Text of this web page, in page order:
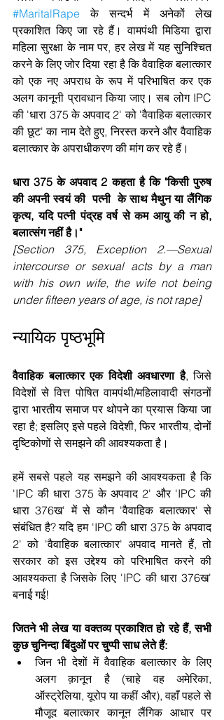
#MaritalRape के सन्दर्भ में अनेकों लेख
प्रकाशित किए जा रहे हैं। वामपंथी मिडिया द्वारा
महिला सुरक्षा के नाम पर, हर लेख में यह सुनिश्चित
करने के लिए जोर दिया रहा है कि वैवाहिक बलात्कार
को एक नए अपराध के रूप में परिभाषित कर एक
अलग कानूनी प्रावधान किया जाए। सब लोग IPC
की 'धारा 375 के अपवाद 2' को 'वैवाहिक बलात्कार
की छूट' का नाम देते हुए, निरस्त करने और वैवाहिक
बलात्कार के अपराधीकरण की मांग कर रहे हैं।
धारा 375 के अपवाद 2 कहता है कि "किसी पुरुष
की अपनी स्वयं की  पत्नी  के साथ मैथुन या लैंगिक
कृत्य, यदि पत्नी पंद्रह वर्ष से कम आयु की न हो,
बलात्संग नहीं है।"
[Section 375, Exception 2.—Sexual
intercourse or sexual acts by a man
with his own wife, the wife not being
under fifteen years of age, is not rape]
न्यायिक पृष्ठभूमि
वैवाहिक बलात्कार एक विदेशी अवधारणा है, जिसे
विदेशों से वित्त पोषित वामपंथी/महिलावादी संगठनों
द्वारा भारतीय समाज पर थोपने का प्रयास किया जा
रहा है; इसलिए इसे पहले विदेशी, फिर भारतीय, दोनों
दृष्टिकोणों से समझने की आवश्यकता है।
हमें सबसे पहले यह समझने की आवश्यकता है कि
'IPC की धारा 375 के अपवाद 2' और 'IPC की
धारा 376ख' में से कौन 'वैवाहिक बलात्कार' से
संबंधित है? यदि हम 'IPC की धारा 375 के अपवाद
2' को 'वैवाहिक बलात्कार' अपवाद मानते हैं, तो
सरकार को इस उद्देश्य को परिभाषित करने की
आवश्यकता है जिसके लिए 'IPC की धारा 376ख'
बनाई गई!
जितने भी लेख या वक्तव्य प्रकाशित हो रहे हैं, सभी
कुछ चुनिन्दा बिंदुओं पर चुप्पी साध लेते हैं:
जिन भी देशों में वैवाहिक बलात्कार के लिए
अलग क़ानून है (चाहे वह अमेरिका,
ऑस्ट्रेलिया, यूरोप या कहीं और), वहाँ पहले से
मौजूद बलात्कार कानून लैंगिक आधार पर